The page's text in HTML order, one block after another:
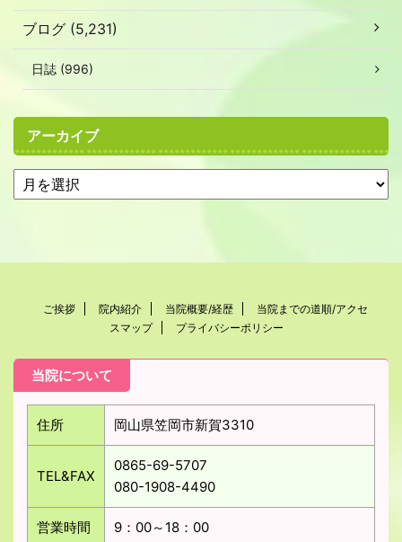
ブログ (5,231)
日誌 (996)
アーカイブ
ご挨拶 院内紹介 当院概要/経歴
当院までの道順/アクセ
スマップ
プライバシーポリシー
当院について
住所 岡山県笠岡市新賀3310
TEL&FAX
0865-69-5707
080-1908-4490
営業時間 9：00～18：00